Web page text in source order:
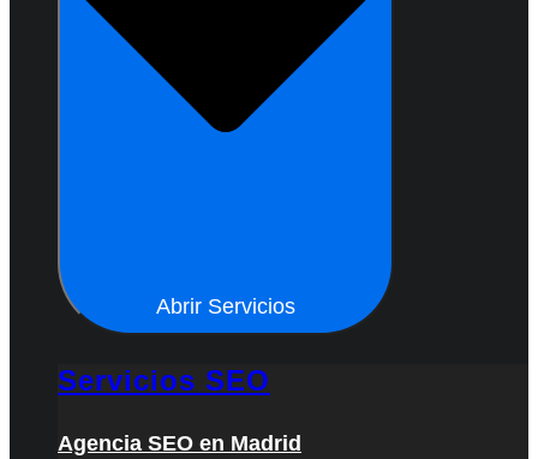
Abrir Servicios
Servicios SEO
Agencia SEO en Madrid